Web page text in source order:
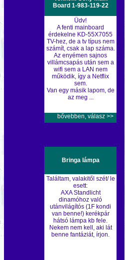
Board 1-983-119-22
Üdv!
A fenti mainboard
érdekelne KD-55X7055
TV-hez, de a tv típus nem
számít, csak a lap száma.
Az enyémen sajnos
villámcsapás után sem a
wifi sem a LAN nem
működik, így a Netflix
sem.
Van egy másik lapom, de
az meg ...
bővebben, válasz >>
Bringa lámpa
Találtam, valakitől szét/ le
esett:
AXA Standlicht
dinamóhoz való
utánvilágítós (1F kondi
van benne!) kerékpár
hátsó lámpa kb fele.
Nekem nem kell, aki lát
benne fantáziát, írjon.